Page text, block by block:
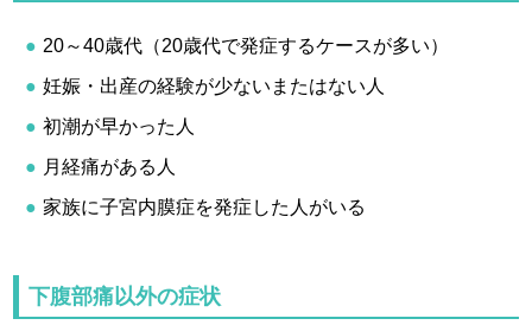
20～40歳代（20歳代で発症するケースが多い）
妊娠・出産の経験が少ないまたはない人
初潮が早かった人
月経痛がある人
家族に子宮内膜症を発症した人がいる
下腹部痛以外の症状